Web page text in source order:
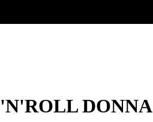
DONNA
DONNA